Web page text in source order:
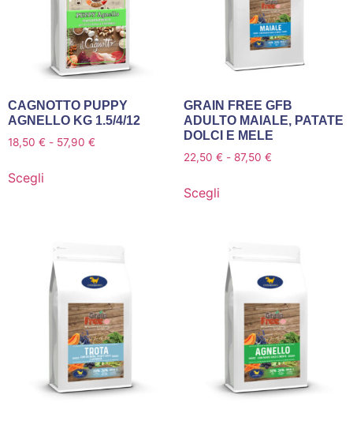
CAGNOTTO PUPPY
AGNELLO KG 1.5/4/12
18,50 € - 57,90 €
Scegli
GRAIN FREE GFB
ADULTO MAIALE, PATATE
DOLCI E MELE
22,50 € - 87,50 €
Scegli